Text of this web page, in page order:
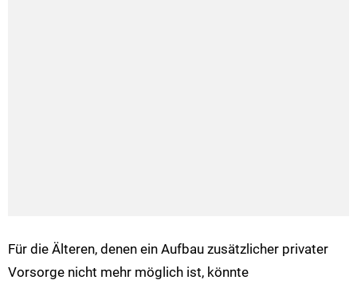
Für die Älteren, denen ein Aufbau zusätzlicher privater
Vorsorge nicht mehr möglich ist, könnte